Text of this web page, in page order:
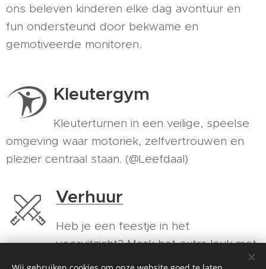
ons beleven kinderen elke dag avontuur en
fun ondersteund door bekwame en
gemotiveerde monitoren.
Kleutergym
Kleuterturnen in een veilige, speelse
omgeving waar motoriek, zelfvertrouwen en
plezier centraal staan. (@Leefdaal)
Verhuur
Heb je een feestje in het
vooruitzicht? Maak het extra leuk met
ons sport- en spelmateriaal!